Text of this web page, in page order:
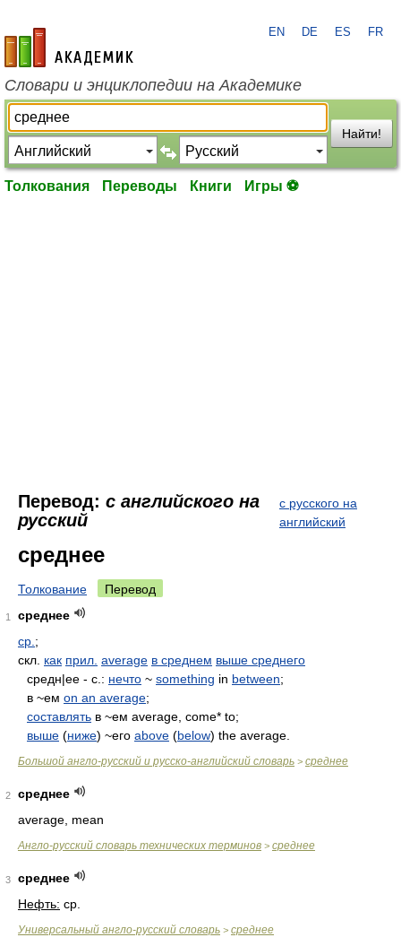
academic.ru
EN DE ES FR
Словари и энциклопедии на Академике
Найти!
Толкования Переводы Книги Игры ⚽
Перевод: с английского на
русский
с русского на
английский
среднее
Толкование Перевод
1
среднее
ср. ;
скл. как прил. average в среднем выше среднего
средн|ее - c.: нечто ~ something in between;
в ~ем on an average;
составлять в ~ем average, come* to;
выше (ниже) ~его above (below) the average.
Большой англо-русский и русско-английский словарь > среднее
2
среднее
average, mean
Англо-русский словарь технических терминов > среднее
3
среднее
Нефть: ср.
Универсальный англо-русский словарь > среднее